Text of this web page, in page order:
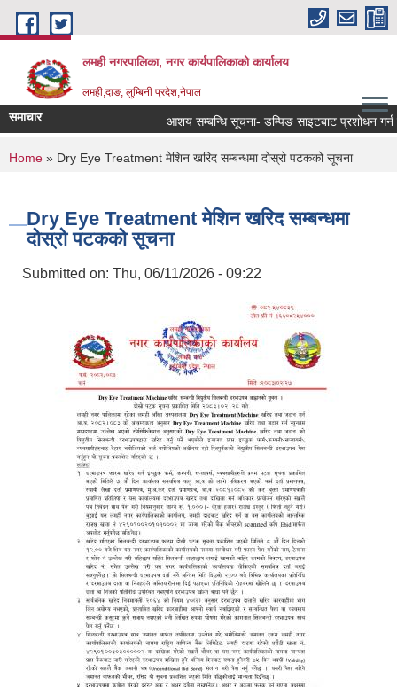
Skip to main content
लमही नगरपालिका, नगर कार्यपालिकाको कार्यालय
लमही,दाङ, लुम्बिनी प्रदेश,नेपाल
समाचार आशय सम्बन्धि सूचना- डम्पिङ साइटबाट प्रशोधन गर्न
You are here
Home » Dry Eye Treatment मेशिन खरिद सम्बन्धमा दोस्रो पटकको सूचना
Dry Eye Treatment मेशिन खरिद सम्बन्धमा
दोस्रो पटकको सूचना
Submitted on: Thu, 06/11/2026 - 09:22